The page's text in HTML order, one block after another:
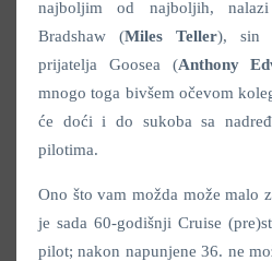
najboljim od najboljih,
Bradshaw (Miles Teller), sin
prijatelja Goosea (Anthony
mnogo toga bivšem očevom
će doći i do sukoba sa
pilotima.
Ono što vam možda može malo
je sada 60-godišnji Cruise
pilot; nakon napunjene 36. ne